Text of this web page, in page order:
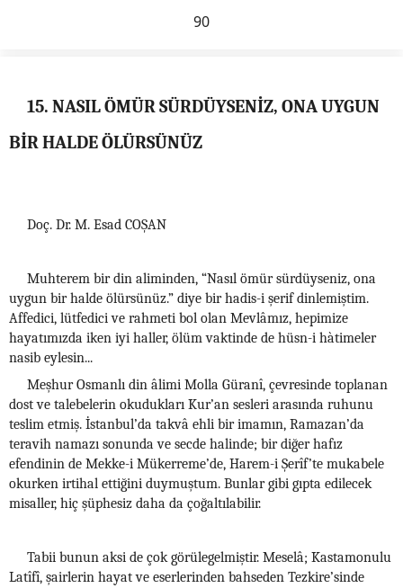
90
15. NASIL ÖMÜR SÜRDÜYSENİZ, ONA UYGUN
BİR HALDE ÖLÜRSÜNÜZ
Doç. Dr. M. Esad COŞAN
Muhterem bir din aliminden, “Nasıl ömür sürdüyseniz, ona
uygun bir halde ölürsünüz.” diye bir hadis-i şerif dinlemiştim.
Affedici, lütfedici ve rahmeti bol olan Mevlâmız, hepimize
hayatımızda iken iyi haller, ölüm vaktinde de hüsn-i hàtimeler
nasib eylesin...
Meşhur Osmanlı din âlimi Molla Güranî, çevresinde toplanan
dost ve talebelerin okudukları Kur’an sesleri arasında ruhunu
teslim etmiş. İstanbul’da takvâ ehli bir imamın, Ramazan’da
teravih namazı sonunda ve secde halinde; bir diğer hafız
efendinin de Mekke-i Mükerreme’de, Harem-i Şerîf’te mukabele
okurken irtihal ettiğini duymuştum. Bunlar gibi gıpta edilecek
misaller, hiç şüphesiz daha da çoğaltılabilir.
Tabii bunun aksi de çok görülegelmiştir. Meselâ; Kastamonulu
Latîfî, şairlerin hayat ve eserlerinden bahseden Tezkire’sinde